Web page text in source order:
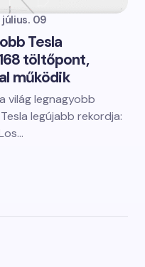
09
Tesla
töltőpont,
működik
világ legnagyobb
legújabb rekordja: